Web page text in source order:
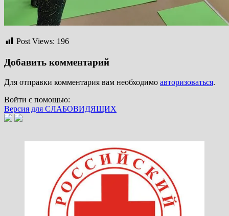
Post Views: 196
Добавить комментарий
Для отправки комментария вам необходимо авторизоваться.
Войти с помощью:
Версия для СЛАБОВИДЯЩИХ